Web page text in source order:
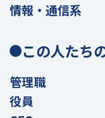
情報・通信系
この人たち
管理職
役員